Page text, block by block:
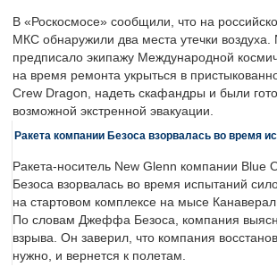
В «Роскосмосе» сообщили, что на
МКС обнаружили два места утечки воздуха.
предписало экипажу Международной
на время ремонта укрыться в
Crew Dragon, надеть скафандры и были
возможной экстренной эвакуации.
Ракета компании Безоса взорвалась во время
Ракета-носитель New Glenn компании
Безоса взорвалась во время испытаний
на стартовом комплексе на мысе
По словам Джеффа Безоса, компания
взрыва. Он заверил, что компания
нужно, и вернется к полетам.